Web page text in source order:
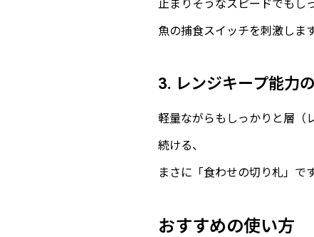
止まりそうなスピードでもし
魚の捕食スイッチを刺激します
3. レンジキープ能力
軽量ながらもしっかりと層（
続ける、
まさに「食わせの切り札」です
おすすめの使い方